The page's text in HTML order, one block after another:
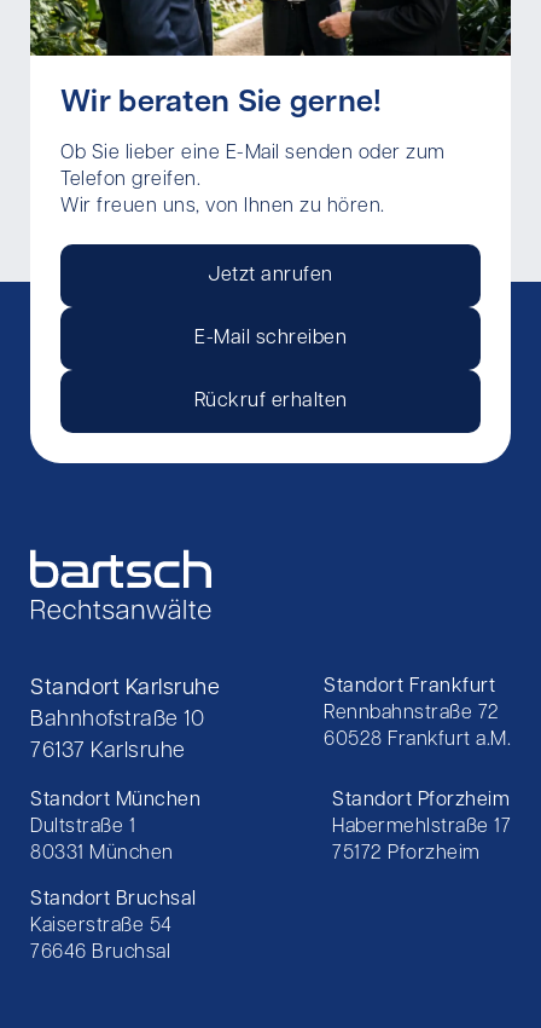
Wir beraten Sie gerne!
Ob Sie lieber eine E-Mail senden oder zum
Telefon greifen.
Wir freuen uns, von Ihnen zu hören.
Jetzt anrufen
E-Mail schreiben
Rückruf erhalten
Standort Karlsruhe
Bahnhofstraße 10
76137 Karlsruhe
Standort Frankfurt
Rennbahnstraße 72
60528 Frankfurt a.M.
Standort München
Dultstraße 1
80331 München
Standort Pforzheim
Habermehlstraße 17
75172 Pforzheim
Standort Bruchsal
Kaiserstraße 54
76646 Bruchsal